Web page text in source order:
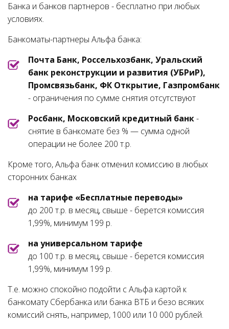
Банка и банков партнеров - бесплатно при любых
условиях.
Банкоматы-партнеры Альфа банка:
Почта Банк, Россельхозбанк, Уральский
банк реконструкции и развития (УБРиР),
Промсвязьбанк, ФК Открытие, Газпромбанк
- ограничения по сумме снятия отсутствуют
Росбанк, Московский кредитный банк-
снятие в банкомате без % — сумма одной
операции не более 200 т.р.
Кроме того, Альфа банк отменил комиссию в любых
сторонних банках
на тарифе «Бесплатные переводы»
до 200 т.р. в месяц, свыше - берется комиссия
1,99%, минимум 199 р.
на универсальном тарифе
до 100 т.р. в месяц, свыше - берется комиссия
1,99%, минимум 199 р.
Т.е. можно спокойно подойти с Альфа картой к
банкомату Сбербанка или банка ВТБ и безо всяких
комиссий снять, например, 1000 или 10 000 рублей.